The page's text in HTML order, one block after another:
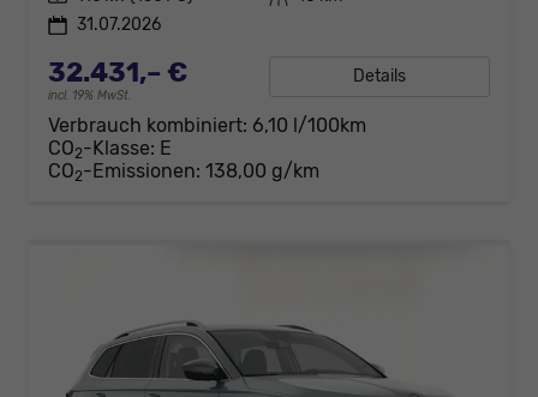
31.07.2026
32.431,– €
incl. 19% MwSt.
Details
Verbrauch kombiniert: 6,10 l/100km
CO2-Klasse: E
CO2-Emissionen: 138,00 g/km